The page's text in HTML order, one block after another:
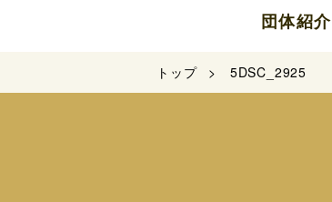
団体紹介
トップ 5DSC_2925